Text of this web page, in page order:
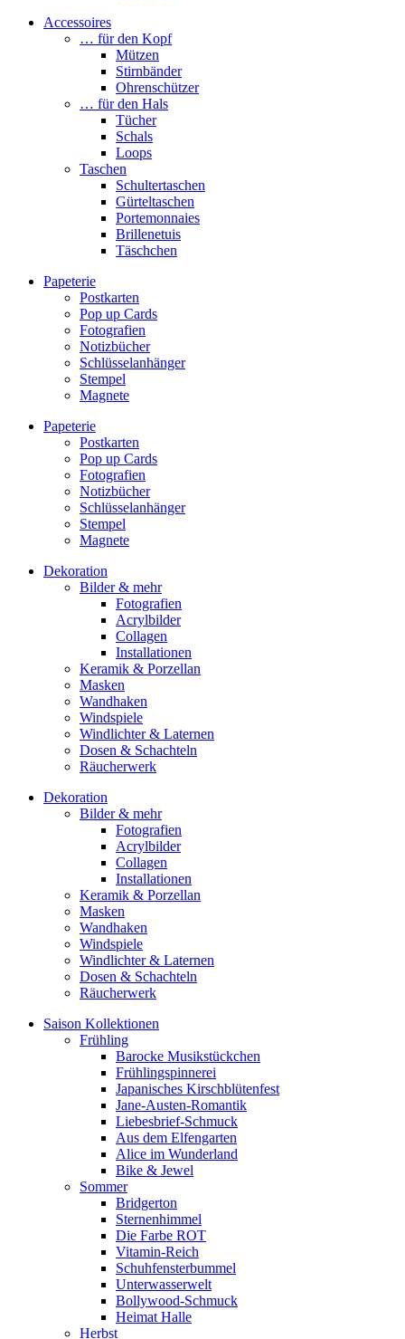
Accessoires
… für den Kopf
Mützen
Stirnbänder
Ohrenschützer
… für den Hals
Tücher
Schals
Loops
Taschen
Schultertaschen
Gürteltaschen
Portemonnaies
Brillenetuis
Täschchen
Papeterie
Postkarten
Pop up Cards
Fotografien
Notizbücher
Schlüsselanhänger
Stempel
Magnete
Papeterie
Postkarten
Pop up Cards
Fotografien
Notizbücher
Schlüsselanhänger
Stempel
Magnete
Dekoration
Bilder & mehr
Fotografien
Acrylbilder
Collagen
Installationen
Keramik & Porzellan
Masken
Wandhaken
Windspiele
Windlichter & Laternen
Dosen & Schachteln
Räucherwerk
Dekoration
Bilder & mehr
Fotografien
Acrylbilder
Collagen
Installationen
Keramik & Porzellan
Masken
Wandhaken
Windspiele
Windlichter & Laternen
Dosen & Schachteln
Räucherwerk
Saison Kollektionen
Frühling
Barocke Musikstückchen
Frühlingspinnerei
Japanisches Kirschblütenfest
Jane-Austen-Romantik
Liebesbrief-Schmuck
Aus dem Elfengarten
Alice im Wunderland
Bike & Jewel
Sommer
Bridgerton
Sternenhimmel
Die Farbe ROT
Vitamin-Reich
Schuhfensterbummel
Unterwasserwelt
Bollywood-Schmuck
Heimat Halle
Herbst